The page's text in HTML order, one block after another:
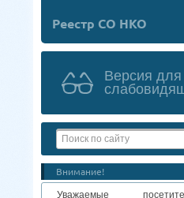
Реестр СО НКО
Версия для
Внимание!
Уважаемые